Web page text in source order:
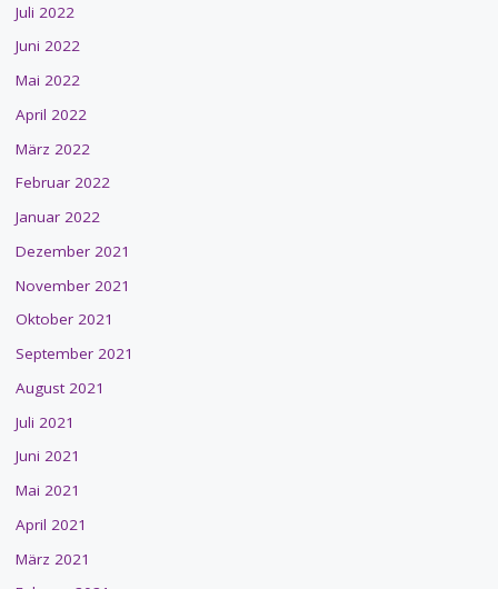
Juli 2022
Juni 2022
Mai 2022
April 2022
März 2022
Februar 2022
Januar 2022
Dezember 2021
November 2021
Oktober 2021
September 2021
August 2021
Juli 2021
Juni 2021
Mai 2021
April 2021
März 2021